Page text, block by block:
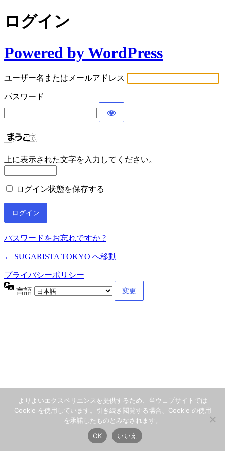
ログイン
Powered by WordPress
ユーザー名またはメールアドレス
パスワード
上に表示された文字を入力してください。
ログイン状態を保存する
パスワードをお忘れですか ?
← SUGARISTA TOKYO へ移動
プライバシーポリシー
言語
よりよいエクスペリエンスを提供するため、当ウェブサイトでは
Cookie を使用しています。引き続き閲覧する場合、Cookie の使用
を承諾したものとみなされます。
OK
いいえ